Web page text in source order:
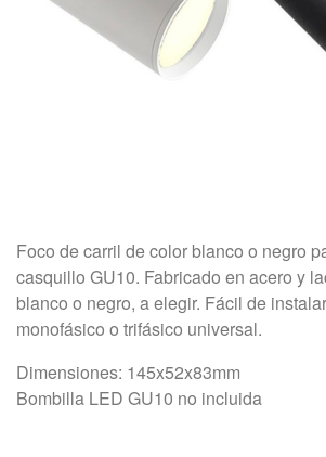
Foco decarril de color blanco o negro
casquillo GU10. Fabricado en acero y
blanco o negro, a elegir. Fácil de
monofásico o trifásico universal.
Dimensiones: 145x52x83mm
Bombilla LED GU10 no incluida